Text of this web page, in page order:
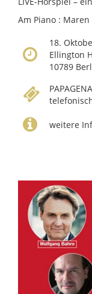
Am Piano :
18.
Ellington
10789
PAPAGENA
weitere